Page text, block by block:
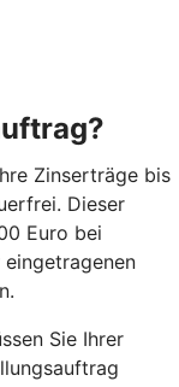
Zinserträge bis
Dieser
Euro bei
Sie Ihrer